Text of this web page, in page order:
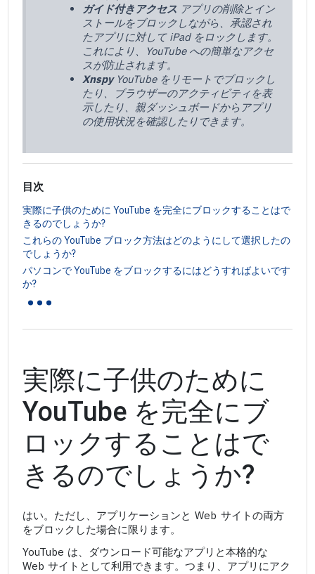
ガイド付きアクセス アプリの削除とイン
ストールをブロックしながら、承認され
たアプリに対して iPad をロックします。
これにより、YouTube への簡単なアクセ
スが防止されます。
XnspyYouTube をリモートでブロックし
たり、ブラウザーのアクティビティを表
示したり、親ダッシュボードからアプリ
の使用状況を確認したりできます。
目次
実際に子供のために YouTube を完全にブロックすることはで
きるのでしょうか?
これらの YouTube ブロック方法はどのようにして選択したの
でしょうか?
パソコンで YouTube をブロックするにはどうすればよいです
か?
...
実際に子供のために
YouTube を完全にブ
ロックすることはで
きるのでしょうか?
はい。ただし、アプリケーションと Web サイトの両方
をブロックした場合に限ります。
YouTube は、ダウンロード可能なアプリと本格的な
Web サイトとして利用できます。つまり、アプリにアク